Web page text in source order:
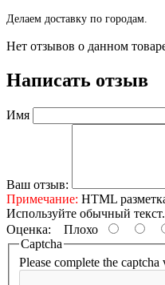
Делаем доставку по городам.
Нет отзывов о данном
Написать отзыв
Имя
Ваш отзыв:
Примечание: HTML
Используйте обычный текст.
Оценка: Плохо
Captcha
Please complete the